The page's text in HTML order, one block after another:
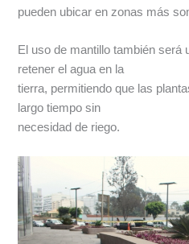
pueden ubicar en zonas más
El uso de mantillo también será
retener el agua en la
tierra, permitiendo que las
largo tiempo sin
necesidad de riego.